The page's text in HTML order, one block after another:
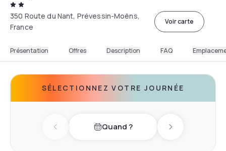
350 Route du Nant, Prévessin-Moëns,
France
Voir carte
Présentation Offres Description FAQ
SÉLECTIONNEZ VOTRE JOURNÉE
Previous dayQuand ? Next day